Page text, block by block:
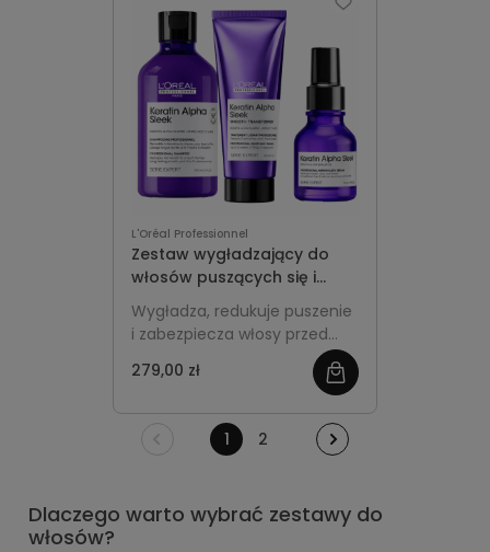
obciążenia.
L'Oréal Professionnel
Zestaw wygładzający do
włosów puszących się i
zniszczonych - L’Oréal
Professionnel Keratin Alpha
Sleek
Wygładza, redukuje puszenie
i zabezpiecza włosy przed
temperaturą, przywracając
efekt lśniącej,
zdyscyplinowanej tafli bez
279,00 zł
zobacz
więcej
1
2
Dlaczego warto wybrać zestawy do
włosów?